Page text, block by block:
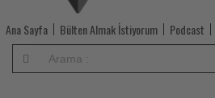
arasında
kalmışlığı
Ana Sayfa Bülten Almak İstiyorum Podcast